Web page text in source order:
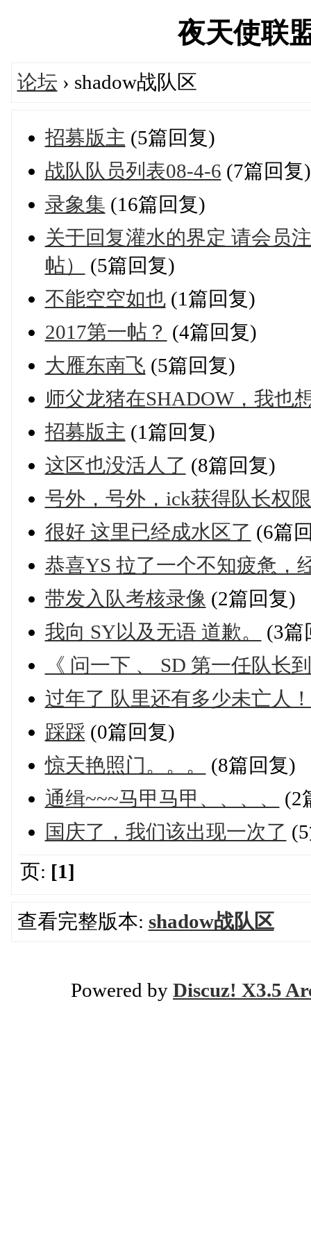
夜天使联
论坛 › shadow战队区
招募版主 (5篇回复)
战队队员列表08-4-6 (7篇回复)
录象集 (16篇回复)
关于回复灌水的界定 请会员
帖）
(5篇回复)
不能空空如也(1篇回复)
2017第一帖？ (4篇回复)
大雁东南飞 (5篇回复)
师父龙猪在SHADOW，我也
招募版主 (1篇回复)
这区也没活人了 (8篇回复)
号外，号外，ick获得队长
很好 这里已经成水区了 (6篇
恭喜YS 拉了一个不知疲惫，
带发入队考核录像 (2篇回复)
我向 SY以及无语 道歉。
(3篇
《 问一下 、 SD 第一任队长
过年了 队里还有多少未亡人！
踩踩 (0篇回复)
惊天艳照门。。。
(8篇回复)
通缉~~~马甲马甲、、、、
(2
国庆了，我们该出现一次了
页: [1]
查看完整版本: shadow战队区
Powered by Discuz! X3.5